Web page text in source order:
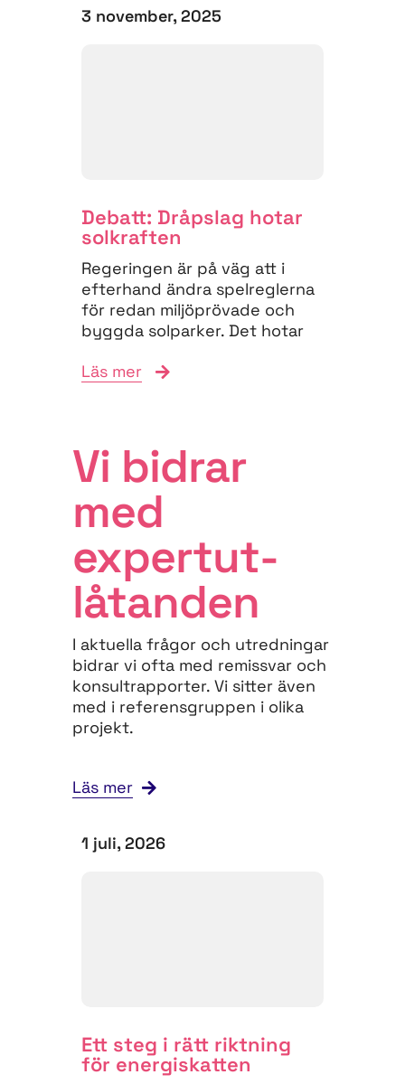
3 november, 2025
Debatt: Dråpslag hotar
solkraften
Regeringen är på väg att i
efterhand ändra spelreglerna
för redan miljö­prövade och
byggda solparker. Det hotar
och...
Läs mer
Vi bidrar
med
expert­ut­
låtanden
I aktuella frågor och utredningar
bidrar vi ofta med remissvar och
konsultrapporter. Vi sitter även
med i referensgruppen i olika
projekt.
Läs mer
1 juli, 2026
Ett steg i rätt riktning
för energiskatten